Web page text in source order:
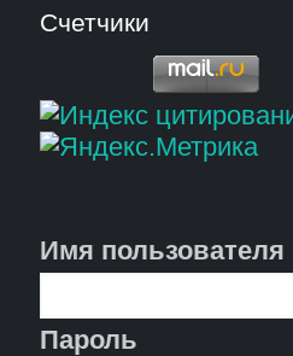
Счетчики
Имя
Пароль